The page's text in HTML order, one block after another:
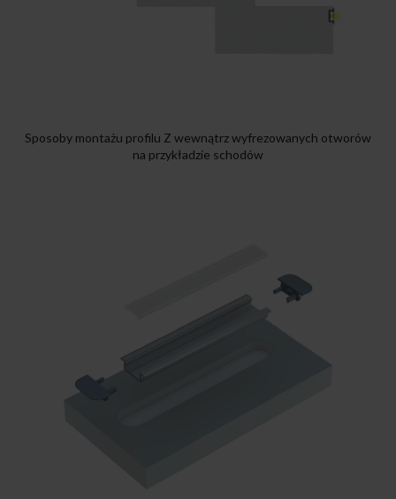
Sposoby montażu profilu Z wewnątrz wyfrezowanych otworów
na przykładzie schodów